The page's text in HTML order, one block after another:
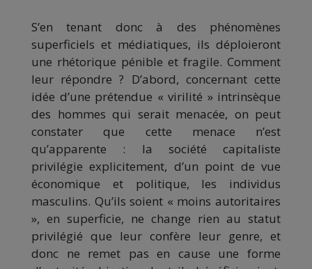
S’en tenant donc à des phénomènes
superficiels et médiatiques, ils déploieront
une rhétorique pénible et fragile. Comment
leur répondre ? D’abord, concernant cette
idée d’une prétendue « virilité » intrinsèque
des hommes qui serait menacée, on peut
constater que cette menace n’est
qu’apparente : la société capitaliste
privilégie explicitement, d’un point de vue
économique et politique, les individus
masculins. Qu’ils soient « moins autoritaires
», en superficie, ne change rien au statut
privilégié que leur confère leur genre, et
donc ne remet pas en cause une forme